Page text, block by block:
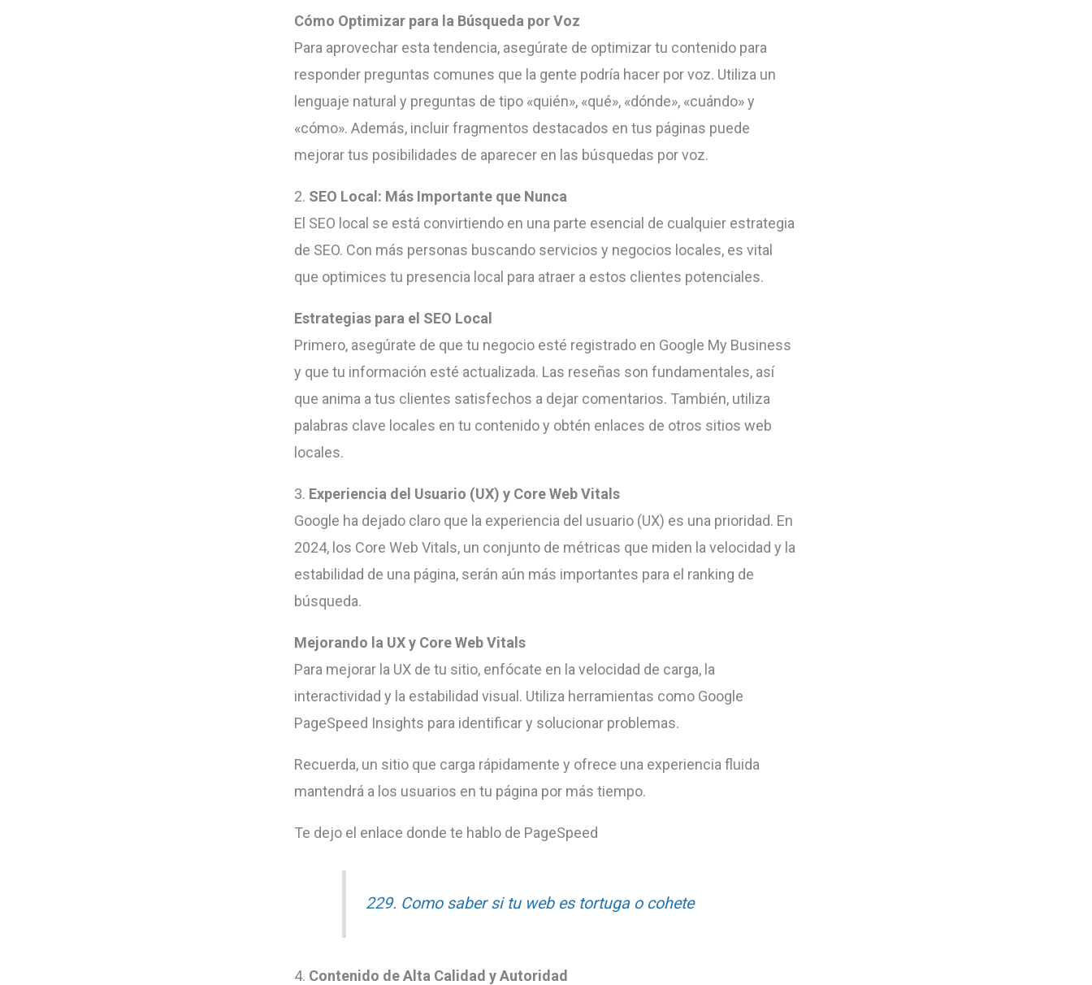
Cómo Optimizar para la Búsqueda por Voz
Para aprovechar esta tendencia, asegúrate de optimizar tu contenido para
responder preguntas comunes que la gente podría hacer por voz. Utiliza un
lenguaje natural y preguntas de tipo «quién», «qué», «dónde», «cuándo» y
«cómo». Además, incluir fragmentos destacados en tus páginas puede
mejorar tus posibilidades de aparecer en las búsquedas por voz.
2. SEO Local: Más Importante que Nunca
El SEO local se está convirtiendo en una parte esencial de cualquier estrategia
de SEO. Con más personas buscando servicios y negocios locales, es vital
que optimices tu presencia local para atraer a estos clientes potenciales.
Estrategias para el SEO Local
Primero, asegúrate de que tu negocio esté registrado en Google My Business
y que tu información esté actualizada. Las reseñas son fundamentales, así
que anima a tus clientes satisfechos a dejar comentarios. También, utiliza
palabras clave locales en tu contenido y obtén enlaces de otros sitios web
locales.
3. Experiencia del Usuario (UX) y Core Web Vitals
Google ha dejado claro que la experiencia del usuario (UX) es una prioridad. En
2024, los Core Web Vitals, un conjunto de métricas que miden la velocidad y la
estabilidad de una página, serán aún más importantes para el ranking de
búsqueda.
Mejorando la UX y Core Web Vitals
Para mejorar la UX de tu sitio, enfócate en la velocidad de carga, la
interactividad y la estabilidad visual. Utiliza herramientas como Google
PageSpeed Insights para identificar y solucionar problemas.
Recuerda, un sitio que carga rápidamente y ofrece una experiencia fluida
mantendrá a los usuarios en tu página por más tiempo.
Te dejo el enlace donde te hablo de PageSpeed
229. Como saber si tu web es tortuga o cohete
4. Contenido de Alta Calidad y Autoridad